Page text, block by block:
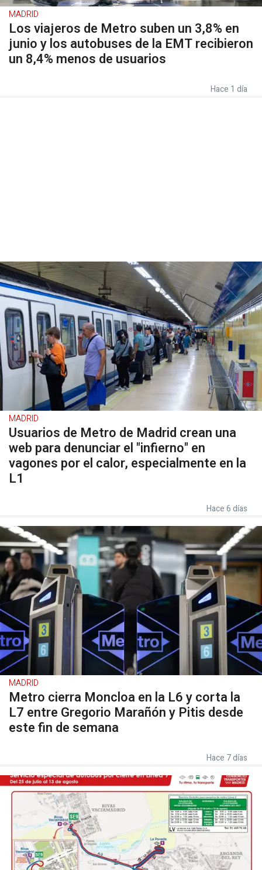
MADRID
Los viajeros de Metro suben un 3,8% en
junio y los autobuses de la EMT recibieron
un 8,4% menos de usuarios
Hace 1 día
MADRID
Usuarios de Metro de Madrid crean una
web para denunciar el "infierno" en
vagones por el calor, especialmente en la
L1
Hace 6 días
MADRID
Metro cierra Moncloa en la L6 y corta la
L7 entre Gregorio Marañón y Pitis desde
este fin de semana
Hace 7 días